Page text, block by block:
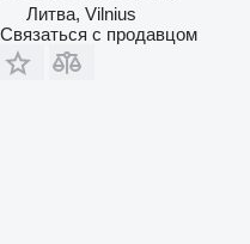
Литва, Vilnius
Связаться с продавцом